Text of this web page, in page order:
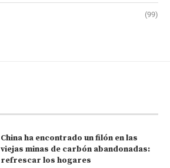
(99)
China ha encontrado un filón en las
viejas minas de carbón abandonadas:
refrescar los hogares